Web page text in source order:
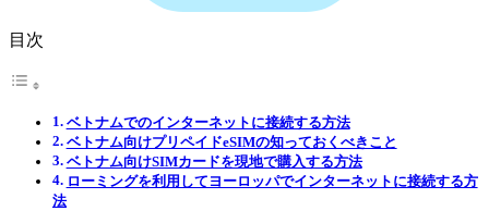
目次
ベトナムでのインターネットに接続する方法
ベトナム向けプリペイドeSIMの知っておくべきこと
ベトナム向けSIMカードを現地で購入する方法
ローミングを利用してヨーロッパでインターネットに接続する方
法